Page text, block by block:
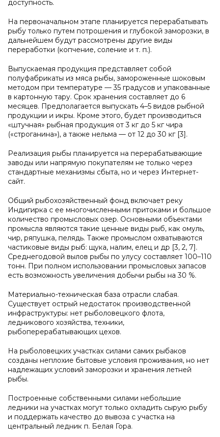
доступность.
На первоначальном этапе планируется перерабатывать
рыбу только путем потрошения и глубокой заморозки, в
дальнейшем будут рассмотрены другие виды
переработки (копчение, соление и т. п.).
Выпускаемая продукция представляет собой
полуфабрикаты из мяса рыбы, замороженные шоковым
методом при температуре — 35 градусов и упакованные
в картонную тару. Срок хранения составляет до 6
месяцев. Предполагается выпускать 4–5 видов рыбной
продукции и икры. Кроме этого, будет производиться
«штучная» рыбная продукция от 3 кг до 5 кг чира
(«строганина»), а также нельма — от 12 до 30 кг [3].
Реализация рыбы планируется на перерабатывающие
заводы или напрямую покупателям не только через
стандартные механизмы сбыта, но и через Интернет-
сайт.
Общий рыбохозяйственный фонд включает реку
Индигирка с ее многочисленными притоками и большое
количество промысловых озер. Основными объектами
промысла являются такие ценные виды рыб, как омуль,
чир, ряпушка, пелядь. Также промыслом охватываются
частиковые виды рыб: щука, налим, елец и др [3, 2, 7].
Среднегодовой вылов рыбы по улусу составляет 100–110
тонн. При полном использовании промысловых запасов
есть возможность увеличения добычи рыбы на 30 %.
Материально-техническая база отрасли слабая.
Существует острый недостаток производственной
инфраструктуры: нет рыболовецкого флота,
ледникового хозяйства, техники,
рыбоперерабатывающих цехов.
На рыболовецких участках силами самих рыбаков
созданы неплохие бытовые условия проживания, но нет
надлежащих условий заморозки и хранения летней
рыбы.
Построенные собственными силами небольшие
ледники на участках могут только охладить сырую рыбу
и поддержать качество до вывоза с участка на
центральный ледник п. Белая Гора.